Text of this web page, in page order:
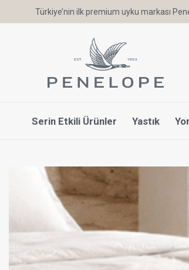
Türkiye’nin ilk premium uyku markası
Serin Etkili Ürünler Yastık